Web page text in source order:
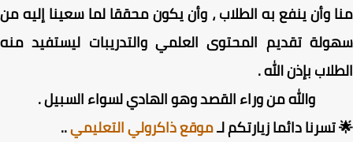
وأن ينفع به الطلاب ، وأن يكون محققا لما سعينا إليه من
تقديم المحتوى العلمي والتدريبات ليستفيد منه
بإذن الله .
والله من وراء القصد وهو الهادي لسواء السبيل .
دائما زيارتكم لـموقع ذاكرولي التعليمي..